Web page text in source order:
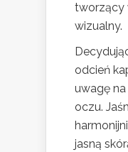
tworzący
wizualny.
odcień
uwagę
oczu.
jasną